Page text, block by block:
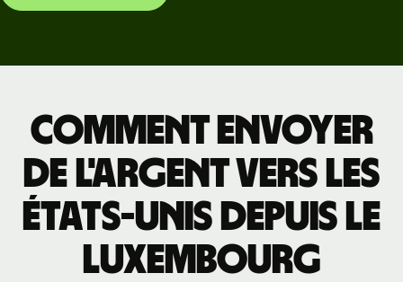
Comment envoyer
de l'argent vers les
États-Unis depuis le
Luxembourg